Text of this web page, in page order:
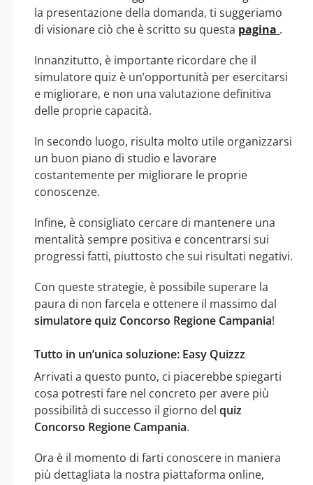
la presentazione della domanda, ti suggeriamo
di visionare ciò che è scritto su questa pagina .
Innanzitutto, è importante ricordare che il
simulatore quiz è un’opportunità per esercitarsi
e migliorare, e non una valutazione definitiva
delle proprie capacità.
In secondo luogo, risulta molto utile organizzarsi
un buon piano di studio e lavorare
costantemente per migliorare le proprie
conoscenze.
Infine, è consigliato cercare di mantenere una
mentalità sempre positiva e concentrarsi sui
progressi fatti, piuttosto che sui risultati negativi.
Con queste strategie, è possibile superare la
paura di non farcela e ottenere il massimo dal
simulatore quiz Concorso Regione Campania!
Tutto in un’unica soluzione: Easy Quizzz
Arrivati a questo punto, ci piacerebbe spiegarti
cosa potresti fare nel concreto per avere più
possibilità di successo il giorno del quiz
Concorso Regione Campania.
Ora è il momento di farti conoscere in maniera
più dettagliata la nostra piattaforma online,